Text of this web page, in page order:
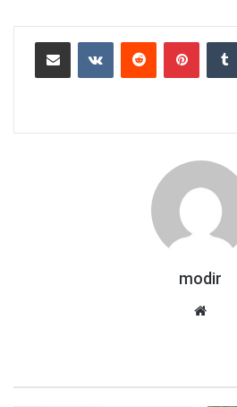
‫تامبلر ‫پین‌ترست‫رددیت ‫VKontakteاشتراک گذاری از طریق ایمیل
modir